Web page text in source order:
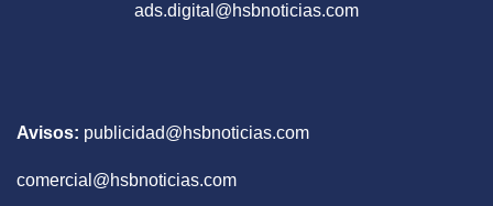
ads.digital@hsbnoticias.com
Avisos: publicidad@hsbnoticias.com
comercial@hsbnoticias.com